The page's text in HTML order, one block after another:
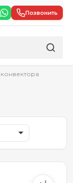
Позвонить